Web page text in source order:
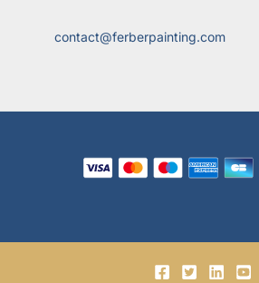
contact@ferberpainting.com